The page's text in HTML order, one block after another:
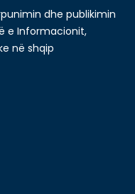
dhe publikimin
e Informacionit,
në shqip